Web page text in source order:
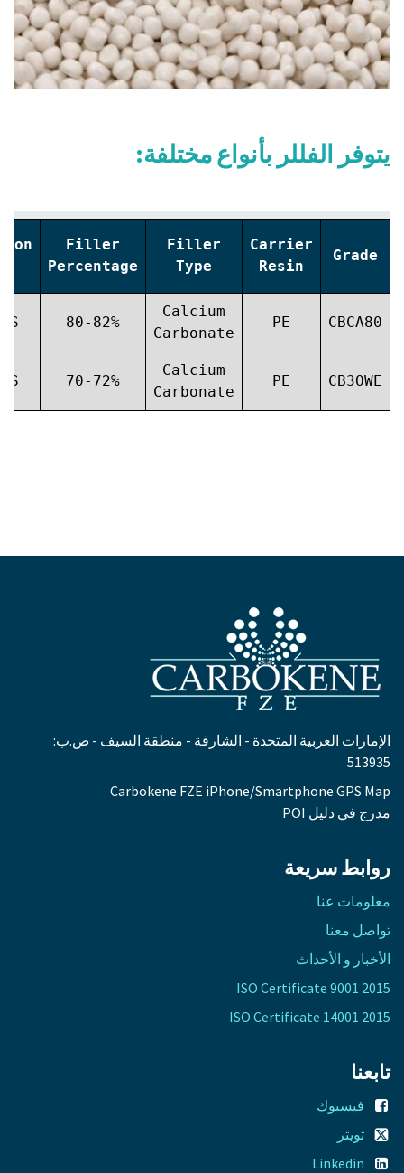
يتوفر الفللر بأنواع مختلفة:
Grade
Carrier
Resin
Filler
Type
Filler
Percentage
CBCA80
PE
Calcium
Carbonate
80-82%
CB3OWE
PE
Calcium
Carbonate
70-72%
الإمارات العربية المتحدة - الشارقة - منطقة السيف - ص.ب:
513935
Carbokene FZE iPhone/Smartphone GPS Map
مدرج في دليل POI
روابط سريعة
معلومات عنا​
تواصل معنا​
الأخبار و الأحداث
ISO Certificate 9001 2015
ISO Certificate 14001 2015
تابعنا
فيسبوك
تويتر
Linkedin